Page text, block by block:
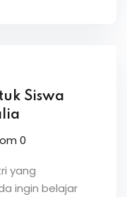
Siswa
0
yang
ingin belajar